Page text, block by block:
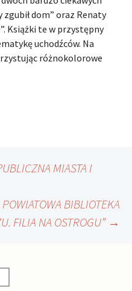
dom” oraz Renaty
Książki te w przystępny
uchodźców. Na
różnokolorowe
MIASTA I
BIBLIOTEKA
FILIA NA OSTROGU” →